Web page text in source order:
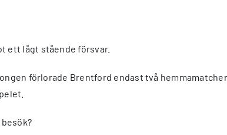
ett lågt stående försvar.
förlorade Brentford endast två